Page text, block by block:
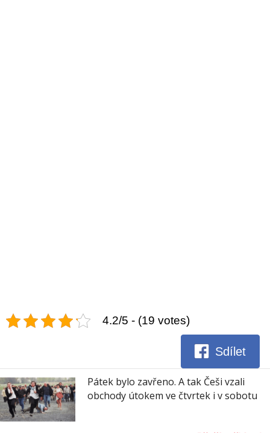
4.2/5 - (19 votes)
Sdílet
Pátek bylo zavřeno. A tak Češi vzali
obchody útokem ve čtvrtek i v sobotu